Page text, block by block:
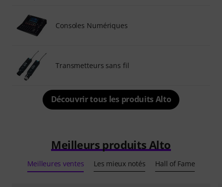
Consoles Numériques
Transmetteurs sans fil
Découvrir tous les produits Alto
Meilleurs produits Alto
Meilleures ventes Les mieux notés Hall of Fame